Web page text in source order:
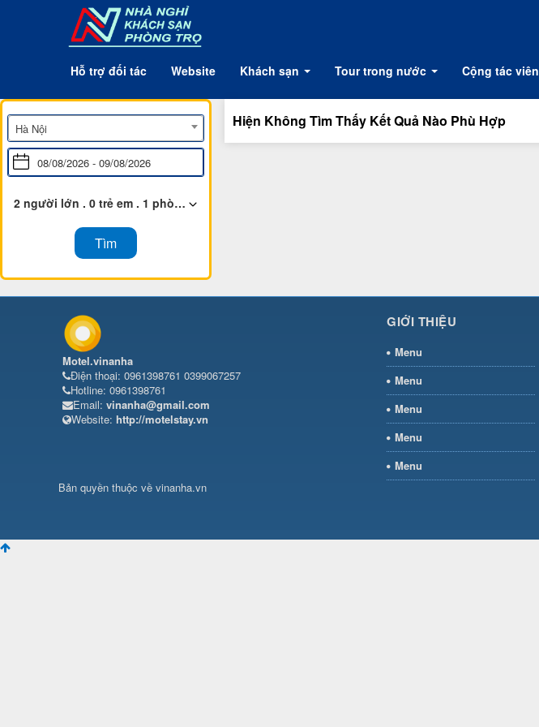
Hỗ trợ đối tác Website Khách sạn Tour trong nước Cộng tác viên
Hiện Không Tìm Thấy Kết Quả Nào Phù Hợp
Hà Nội
2 người lớn . 0 trẻ em . 1 phòng
Motel.vinanha
Điện thoại: 0961398761 0399067257
Hotline: 0961398761
Email: vinanha@gmail.com
Website: http://motelstay.vn
GIỚI THIỆU
Menu
Menu
Menu
Menu
Menu
Bản quyền thuộc về vinanha.vn